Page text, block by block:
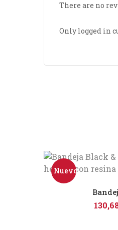
There are no
Only logged in
Nuevo